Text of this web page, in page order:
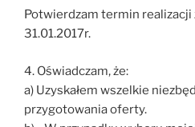
Potwierdzam termin realizacji
31.01.2017r.
4. Oświadczam, że:
a) Uzyskałem wszelkie
przygotowania oferty.